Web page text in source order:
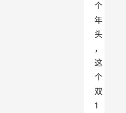
个
年
头
，
这
个
双
1